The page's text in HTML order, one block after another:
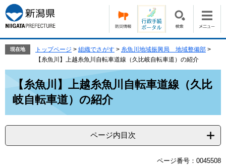
ー
ジ
の
で
ニ
ュ
ー
ば
現在地 トップページ > 組織でさがす > 糸魚川地域振興局 地域整備部 >
【糸魚川】上越糸魚川自転車道線（久比岐自転車道）の紹介
【糸魚川】上越糸魚川自転車道線（久比
岐自転車道）の紹介
ページ内目次
ページ番号：0045508